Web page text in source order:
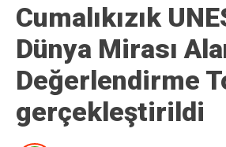
Cumalıkızık
Dünya Mirası
Değerlendirme
gerçekleştirildi